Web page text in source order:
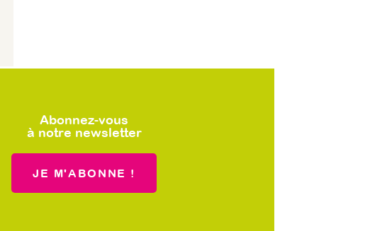
Abonnez-vous
à notre newsletter
JE M'ABONNE !